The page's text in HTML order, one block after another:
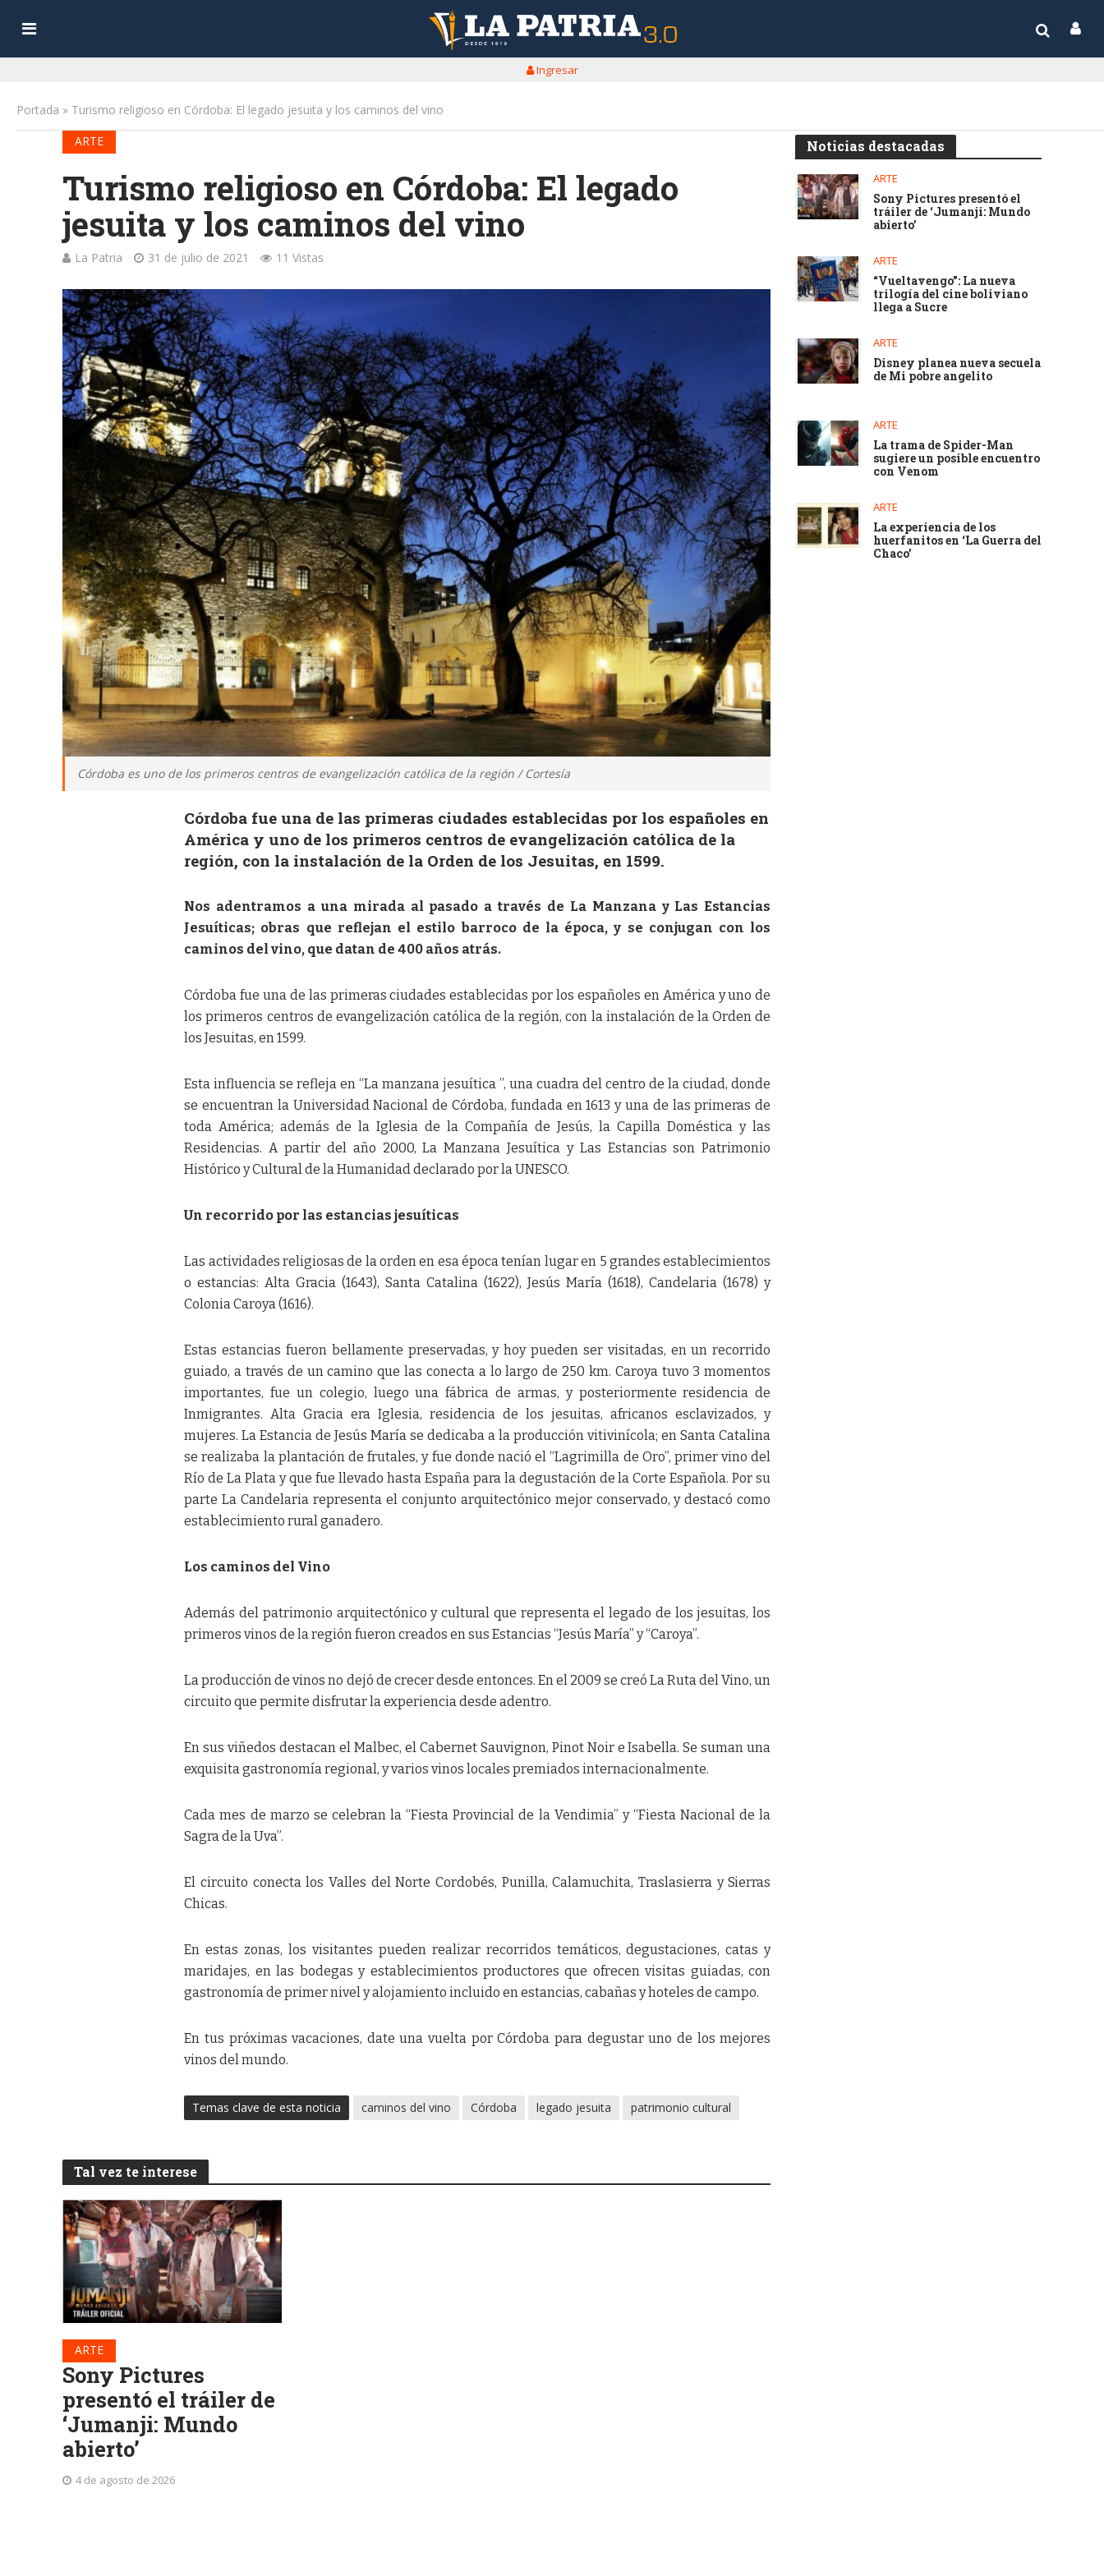
Ingresar
Portada » Turismo religioso en Córdoba: El legado jesuita y los caminos del vino
ARTE
Turismo religioso en Córdoba: El legado
jesuita y los caminos del vino
La Patria 31 de julio de 2021 11 Vistas
Córdoba es uno de los primeros centros de evangelización católica de la región / Cortesía
Córdoba fue una de las primeras ciudades establecidas por los españoles en
América y uno de los primeros centros de evangelización católica de la
región, con la instalación de la Orden de los Jesuitas, en 1599.
Nos adentramos a una mirada al pasado a través de La Manzana y Las Estancias
Jesuíticas; obras que reflejan el estilo barroco de la época, y se conjugan con los
caminos del vino, que datan de 400 años atrás.
Córdoba fue una de las primeras ciudades establecidas por los españoles en América y uno de
los primeros centros de evangelización católica de la región, con la instalación de la Orden de
los Jesuitas, en 1599.
Esta influencia se refleja en “La manzana jesuítica ”, una cuadra del centro de la ciudad, donde
se encuentran la Universidad Nacional de Córdoba, fundada en 1613 y una de las primeras de
toda América; además de la Iglesia de la Compañía de Jesús, la Capilla Doméstica y las
Residencias. A partir del año 2000, La Manzana Jesuítica y Las Estancias son Patrimonio
Histórico y Cultural de la Humanidad declarado por la UNESCO.
Un recorrido por las estancias jesuíticas
Las actividades religiosas de la orden en esa época tenían lugar en 5 grandes establecimientos
o estancias: Alta Gracia (1643), Santa Catalina (1622), Jesús María (1618), Candelaria (1678) y
Colonia Caroya (1616).
Estas estancias fueron bellamente preservadas, y hoy pueden ser visitadas, en un recorrido
guiado, a través de un camino que las conecta a lo largo de 250 km. Caroya tuvo 3 momentos
importantes, fue un colegio, luego una fábrica de armas, y posteriormente residencia de
Inmigrantes. Alta Gracia era Iglesia, residencia de los jesuitas, africanos esclavizados, y
mujeres. La Estancia de Jesús María se dedicaba a la producción vitivinícola; en Santa Catalina
se realizaba la plantación de frutales, y fue donde nació el “Lagrimilla de Oro”, primer vino del
Río de La Plata y que fue llevado hasta España para la degustación de la Corte Española. Por su
parte La Candelaria representa el conjunto arquitectónico mejor conservado, y destacó como
establecimiento rural ganadero.
Los caminos del Vino
Además del patrimonio arquitectónico y cultural que representa el legado de los jesuitas, los
primeros vinos de la región fueron creados en sus Estancias “Jesús María” y “Caroya”.
La producción de vinos no dejó de crecer desde entonces. En el 2009 se creó La Ruta del Vino, un
circuito que permite disfrutar la experiencia desde adentro.
En sus viñedos destacan el Malbec, el Cabernet Sauvignon, Pinot Noir e Isabella. Se suman una
exquisita gastronomía regional, y varios vinos locales premiados internacionalmente.
Cada mes de marzo se celebran la “Fiesta Provincial de la Vendimia” y “Fiesta Nacional de la
Sagra de la Uva”.
El circuito conecta los Valles del Norte Cordobés, Punilla, Calamuchita, Traslasierra y Sierras
Chicas.
En estas zonas, los visitantes pueden realizar recorridos temáticos, degustaciones, catas y
maridajes, en las bodegas y establecimientos productores que ofrecen visitas guiadas, con
gastronomía de primer nivel y alojamiento incluido en estancias, cabañas y hoteles de campo.
En tus próximas vacaciones, date una vuelta por Córdoba para degustar uno de los mejores
vinos del mundo.
Temas clave de esta noticia caminos del vino Córdoba legado jesuita patrimonio cultural
Tal vez te interese
ARTE
Sony Pictures
presentó el tráiler de
‘Jumanji: Mundo
abierto’
4 de agosto de 2026
Noticias destacadas
ARTE
Sony Pictures presentó el
tráiler de ‘Jumanji: Mundo
abierto’
ARTE
“Vueltavengo”: La nueva
trilogía del cine boliviano
llega a Sucre
ARTE
Disney planea nueva secuela
de Mi pobre angelito
ARTE
La trama de Spider-Man
sugiere un posible encuentro
con Venom
ARTE
La experiencia de los
huerfanitos en ‘La Guerra del
Chaco’